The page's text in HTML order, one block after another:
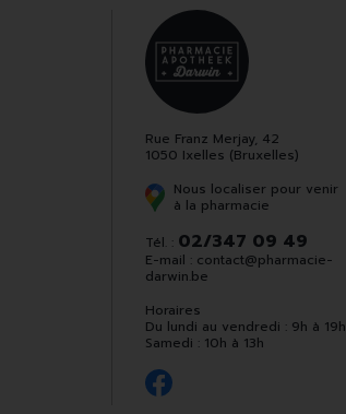
Rue Franz Merjay, 42
1050 Ixelles (Bruxelles)
Nous localiser pour venir
à la pharmacie
Tél. : 02/347 09 49
E-mail : contact@pharmacie-
darwin.be
Horaires
Du lundi au vendredi : 9h à 19h
Samedi : 10h à 13h